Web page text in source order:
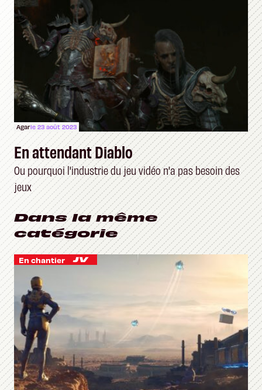
Agarle 23 août 2023
En attendant Diablo
Ou pourquoi l'industrie du jeu vidéo n'a pas besoin des
jeux
Dans la même
catégorie
En chantier